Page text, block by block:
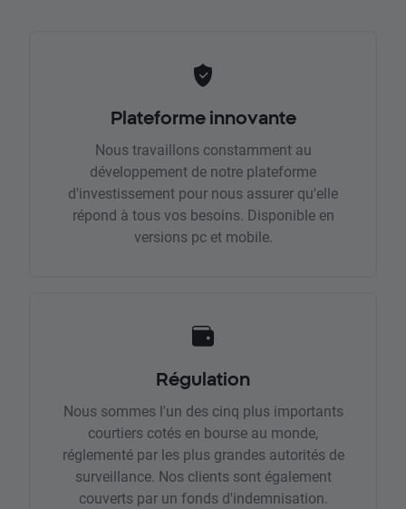
Plateforme innovante
Nous travaillons constamment au
développement de notre plateforme
d'investissement pour nous assurer qu'elle
répond à tous vos besoins. Disponible en
versions pc et mobile.
Régulation
Nous sommes l'un des cinq plus importants
courtiers cotés en bourse au monde,
réglementé par les plus grandes autorités de
surveillance. Nos clients sont également
couverts par un fonds d'indemnisation.